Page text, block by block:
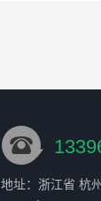
地址：浙江省 杭